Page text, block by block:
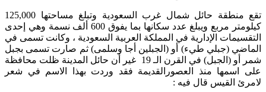
تقع منطقة حائل شمال غرب السعودية وتبلغ مساحتها 125,000
كيلومتر مربع ويبلغ عدد سكانها بما يفوق 600 ألف نسمة وهي إحدى
التقسيمات الإدارية في المملكة العربية السعودية ، وكانت تسمى في
الماضي (جبلي طيء) أو (الجبلين أجا وسلمى) ثم صارت تسمى بجبل
شمر أو (الجبل) في القرن الـ 19 غير أن حائل المدينة ظلت محافظة
على اسمها منذ العصورالقديمة فقد وردت بهذا الاسم في شعر
لامرئ القيس قال فيه :